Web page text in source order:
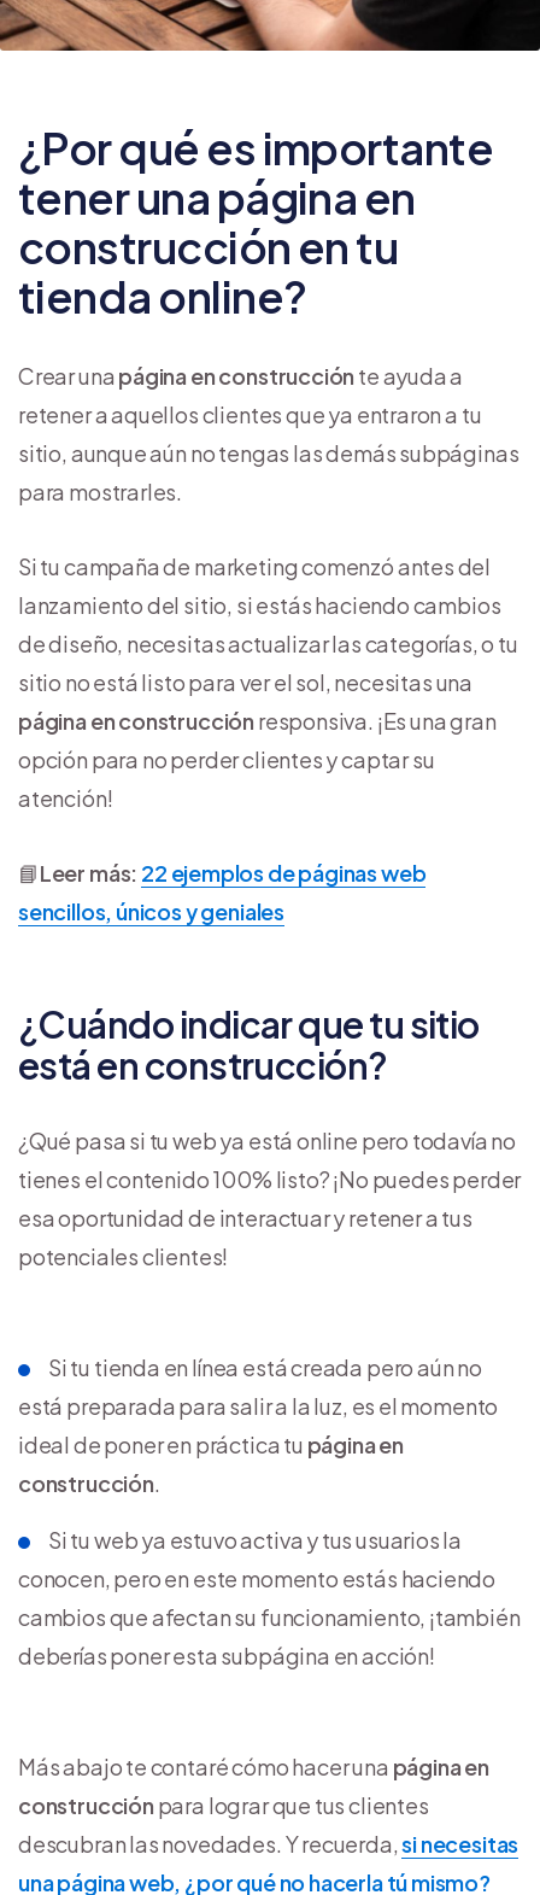
¿Por qué es importante
tener una página en
construcción en tu
tienda online?
Crear una página en construcción te ayuda a
retener a aquellos clientes que ya entraron a tu
sitio, aunque aún no tengas las demás subpáginas
para mostrarles.
Si tu campaña de marketing comenzó antes del
lanzamiento del sitio, si estás haciendo cambios
de diseño, necesitas actualizar las categorías, o tu
sitio no está listo para ver el sol, necesitas una
página en construcción responsiva. ¡Es una gran
opción para no perder clientes y captar su
atención!
📘Leer más: 22 ejemplos de páginas web
sencillos, únicos y geniales
¿Cuándo indicar que tu sitio
está en construcción?
¿Qué pasa si tu web ya está online pero todavía no
tienes el contenido 100% listo? ¡No puedes perder
esa oportunidad de interactuar y retener a tus
potenciales clientes!
Si tu tienda en línea está creada pero aún no
está preparada para salir a la luz, es el momento
ideal de poner en práctica tu página en
construcción.
Si tu web ya estuvo activa y tus usuarios la
conocen, pero en este momento estás haciendo
cambios que afectan su funcionamiento, ¡también
deberías poner esta subpágina en acción!
Más abajo te contaré cómo hacer una página en
construcción para lograr que tus clientes
descubran las novedades. Y recuerda,si necesitas
una página web, ¿por qué no hacerla tú mismo?